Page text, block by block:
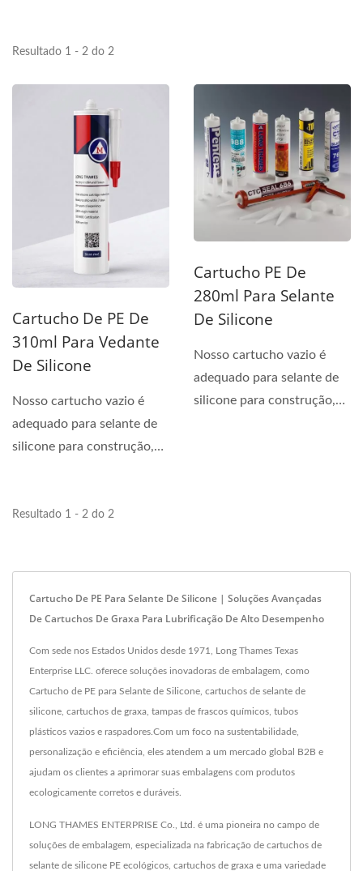
Resultado 1 - 2 do 2
Cartucho De PE De
310ml Para Vedante
De Silicone
Nosso cartucho vazio é
adequado para selante de
silicone para construção,
Cartucho PE De
280ml Para Selante
De Silicone
Nosso cartucho vazio é
adequado para selante de
silicone para construção,
Resultado 1 - 2 do 2
Cartucho De PE Para Selante De Silicone | Soluções Avançadas
De Cartuchos De Graxa Para Lubrificação De Alto Desempenho
Com sede nos Estados Unidos desde 1971, Long Thames Texas
Enterprise LLC. oferece soluções inovadoras de embalagem, como
Cartucho de PE para Selante de Silicone, cartuchos de selante de
silicone, cartuchos de graxa, tampas de frascos químicos, tubos
plásticos vazios e raspadores.Com um foco na sustentabilidade,
personalização e eficiência, eles atendem a um mercado global B2B e
ajudam os clientes a aprimorar suas embalagens com produtos
ecologicamente corretos e duráveis.
LONG THAMES ENTERPRISE Co., Ltd. é uma pioneira no campo de
soluções de embalagem, especializada na fabricação de cartuchos de
selante de silicone PE ecológicos, cartuchos de graxa e uma variedade